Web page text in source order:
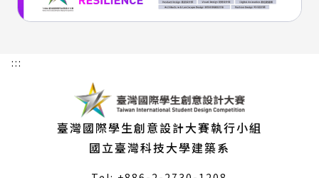
:::
臺灣國際學生創意設計大賽執行小組
國立臺灣科技大學建築系